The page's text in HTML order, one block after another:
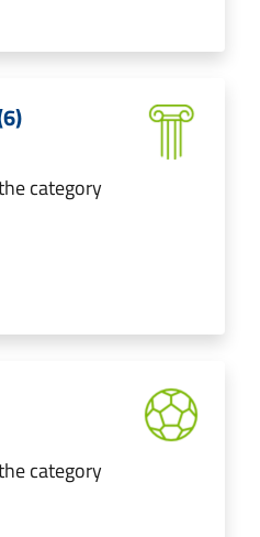
category
category